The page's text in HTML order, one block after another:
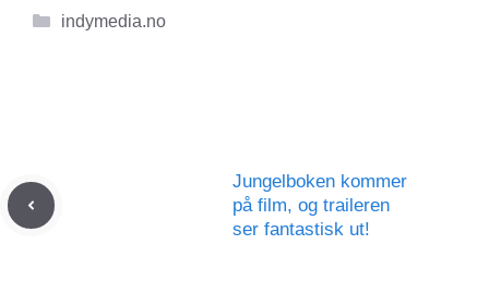
Kategorier
indymedia.no
Jungelboken kommer
på film, og traileren
ser fantastisk ut!